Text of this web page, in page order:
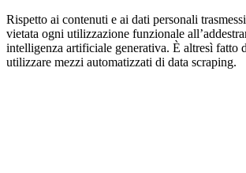
Rispetto ai contenuti e ai dati personali
vietata ogni utilizzazione funzionale
intelligenza artificiale generativa. È altresì fatto
utilizzare mezzi automatizzati di data scraping.